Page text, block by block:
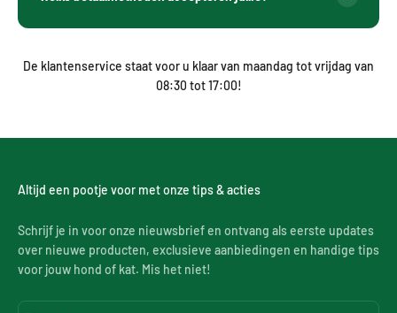
De klantenservice staat voor u klaar van maandag tot vrijdag van
08:30 tot 17:00!
Altijd een pootje voor met onze tips & acties
Schrijf je in voor onze nieuwsbrief en ontvang als eerste updates
over nieuwe producten, exclusieve aanbiedingen en handige tips
voor jouw hond of kat. Mis het niet!